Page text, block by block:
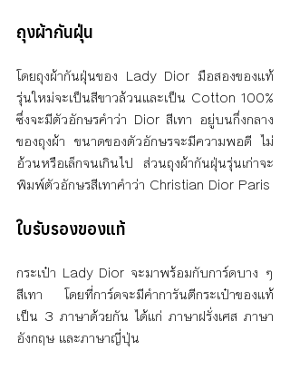
ถุงผ้ากันฝุ่น
โดยถุงผ้ากันฝุ่นของ Lady Dior มือสองของแท้
รุ่นใหม่จะเป็นสีขาวล้วนและเป็น Cotton 100%
ซึ่งจะมีตัวอักษรคำว่า Dior สีเทา อยู่บนกึ่งกลาง
ของถุงผ้า ขนาดของตัวอักษรจะมีความพอดี ไม่
อ้วนหรือเล็กจนเกินไป ส่วนถุงผ้ากันฝุ่นรุ่นเก่าจะ
พิมพ์ตัวอักษรสีเทาคำว่า Christian Dior Paris
ใบรับรองของแท้
กระเป๋า Lady Dior จะมาพร้อมกับการ์ดบาง ๆ
สีเทา โดยที่การ์ดจะมีคำการันตีกระเป๋าของแท้
เป็น 3 ภาษาด้วยกัน ได้แก่ ภาษาฝรั่งเศส ภาษา
อังกฤษ และภาษาญี่ปุ่น